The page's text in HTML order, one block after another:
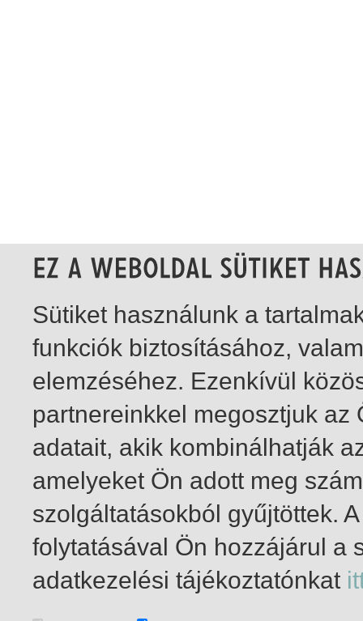
1-6 / total 6 hit
Sütiket használunk a
funkciók biztosításához,
elemzéséhez. Ezenkívül
partnereinkkel megosztjuk
adatait, akik kombinálhatják
amelyeket Ön adott meg
szolgáltatásokból gyűjtöttek.
folytatásával Ön hozzájárul a
adatkezelési tájékoztatónkat